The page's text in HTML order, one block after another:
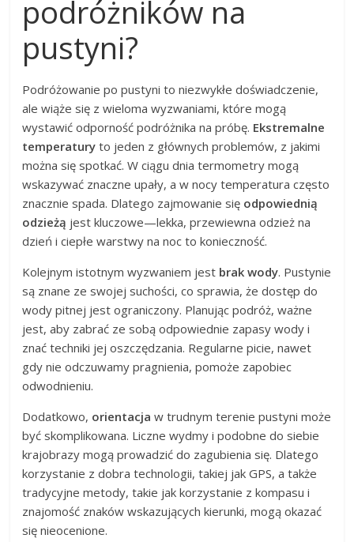
podróżników na
pustyni?
Podróżowanie po pustyni to niezwykłe doświadczenie,
ale wiąże się z wieloma wyzwaniami, które mogą
wystawić odporność podróżnika na próbę. Ekstremalne
temperatury to jeden z głównych problemów, z jakimi
można się spotkać. W ciągu dnia termometry mogą
wskazywać znaczne upały, a w nocy temperatura często
znacznie spada. Dlatego zajmowanie się odpowiednią
odzieżą jest kluczowe—lekka, przewiewna odzież na
dzień i ciepłe warstwy na noc to konieczność.
Kolejnym istotnym wyzwaniem jest brak wody. Pustynie
są znane ze swojej suchości, co sprawia, że dostęp do
wody pitnej jest ograniczony. Planując podróż, ważne
jest, aby zabrać ze sobą odpowiednie zapasy wody i
znać techniki jej oszczędzania. Regularne picie, nawet
gdy nie odczuwamy pragnienia, pomoże zapobiec
odwodnieniu.
Dodatkowo, orientacja w trudnym terenie pustyni może
być skomplikowana. Liczne wydmy i podobne do siebie
krajobrazy mogą prowadzić do zagubienia się. Dlatego
korzystanie z dobra technologii, takiej jak GPS, a także
tradycyjne metody, takie jak korzystanie z kompasu i
znajomość znaków wskazujących kierunki, mogą okazać
się nieocenione.